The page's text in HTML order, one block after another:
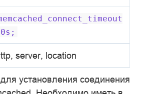
server, location
установления соединения